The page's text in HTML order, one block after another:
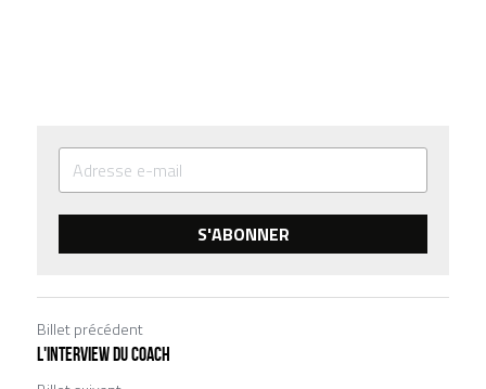
S'ABONNER
Billet précédent
L'interview du coach